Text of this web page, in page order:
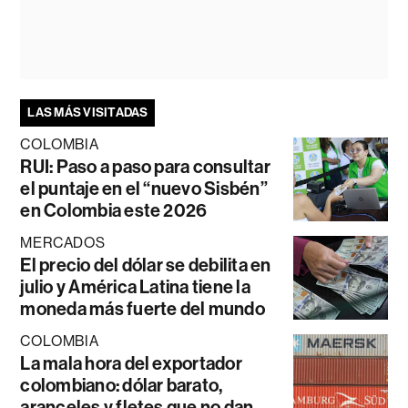
LAS MÁS VISITADAS
COLOMBIA
RUI: Paso a paso para consultar
el puntaje en el “nuevo Sisbén”
en Colombia este 2026
MERCADOS
El precio del dólar se debilita en
julio y América Latina tiene la
moneda más fuerte del mundo
COLOMBIA
La mala hora del exportador
colombiano: dólar barato,